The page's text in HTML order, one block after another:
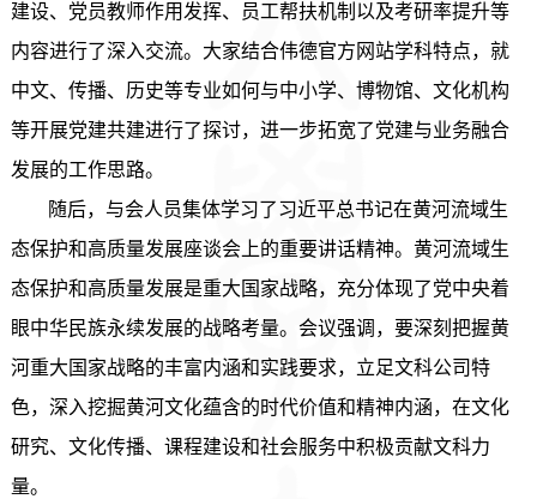
建设、党员教师作用发挥、员工帮扶机制以及考研率提升等
内容进行了深入交流。大家结合伟德官方网站学科特点，就
中文、传播、历史等专业如何与中小学、博物馆、文化机构
等开展党建共建进行了探讨，进一步拓宽了党建与业务融合
发展的工作思路。
随后，与会人员集体学习了习近平总书记在黄河流域生
态保护和高质量发展座谈会上的重要讲话精神。黄河流域生
态保护和高质量发展是重大国家战略，充分体现了党中央着
眼中华民族永续发展的战略考量。会议强调，要深刻把握黄
河重大国家战略的丰富内涵和实践要求，立足文科公司特
色，深入挖掘黄河文化蕴含的时代价值和精神内涵，在文化
研究、文化传播、课程建设和社会服务中积极贡献文科力
量。